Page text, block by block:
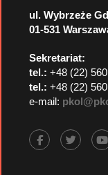
ul. Wybrzeże
01-531
Sekretariat:
tel.: +48 (22)
tel.: +48 (22)
e-mail: